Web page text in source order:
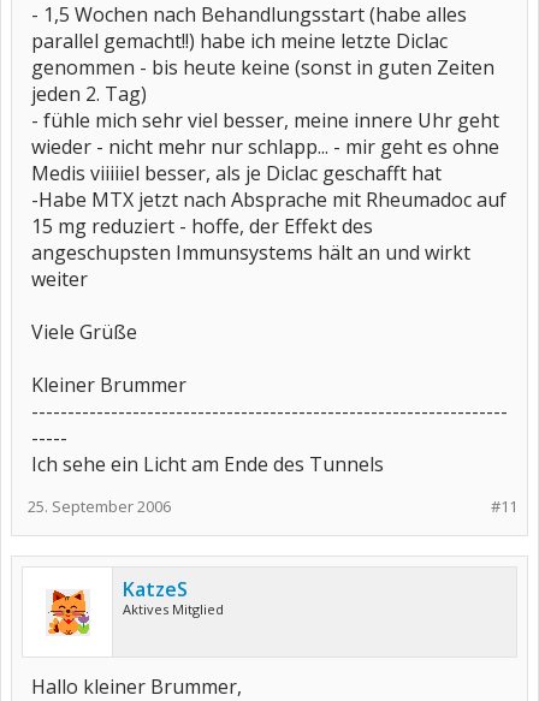
- 1,5 Wochen nach Behandlungsstart (habe alles
parallel gemacht!!) habe ich meine letzte Diclac
genommen - bis heute keine (sonst in guten Zeiten
jeden 2. Tag)
- fühle mich sehr viel besser, meine innere Uhr geht
wieder - nicht mehr nur schlapp... - mir geht es ohne
Medis viiiiiel besser, als je Diclac geschafft hat
-Habe MTX jetzt nach Absprache mit Rheumadoc auf
15 mg reduziert - hoffe, der Effekt des
angeschupsten Immunsystems hält an und wirkt
weiter
Viele Grüße
Kleiner Brummer
------------------------------------------------------------------
-----
Ich sehe ein Licht am Ende des Tunnels
#11
25. September 2006
KatzeS
Aktives Mitglied
Hallo kleiner Brummer,